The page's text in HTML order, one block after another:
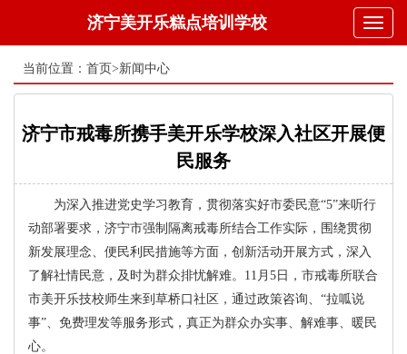
Toggle
济宁美开乐糕点培训学校
当前位置： 首页>新闻中心
济宁市戒毒所携手美开乐学校深入社区开展便
民服务
为深入推进党史学习教育，贯彻落实好市委民意“5”来听行
动部署要求，济宁市强制隔离戒毒所结合工作实际，围绕贯彻
新发展理念、便民利民措施等方面，创新活动开展方式，深入
了解社情民意，及时为群众排忧解难。11月5日，市戒毒所联合
市美开乐技校师生来到草桥口社区，通过政策咨询、“拉呱说
事”、免费理发等服务形式，真正为群众办实事、解难事、暖民
心。